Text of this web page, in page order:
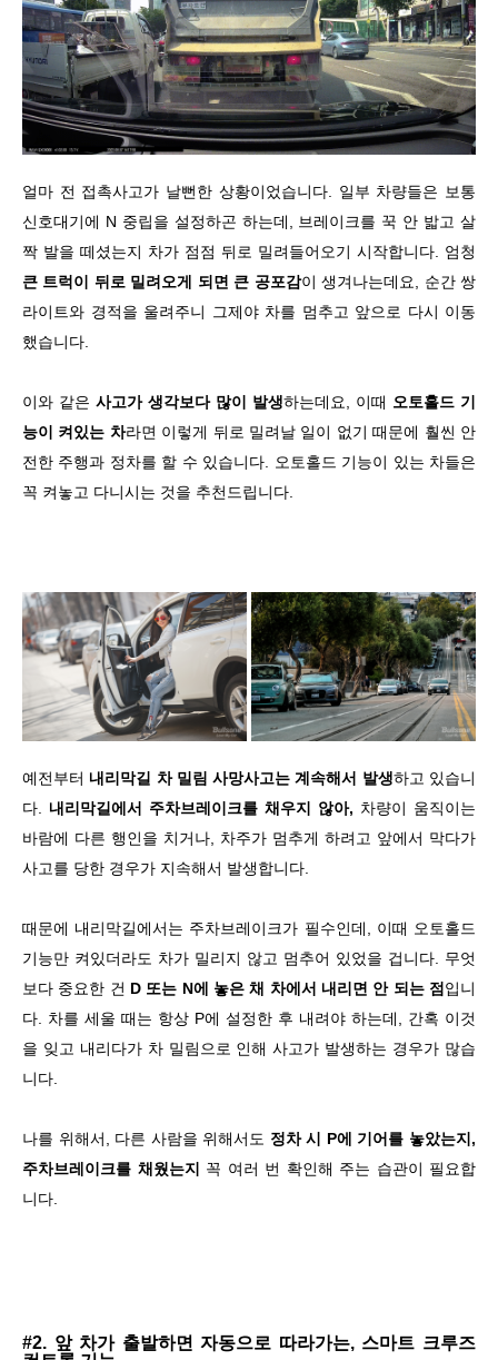
얼마 전 접촉사고가 날뻔한 상황이었습니다. 일부 차량들은 보통
신호대기에 N 중립을 설정하곤 하는데, 브레이크를 꾹 안 밟고 살
짝 발을 떼셨는지 차가 점점 뒤로 밀려들어오기 시작합니다. 엄청
큰 트럭이 뒤로 밀려오게 되면 큰 공포감이 생겨나는데요, 순간 쌍
라이트와 경적을 울려주니 그제야 차를 멈추고 앞으로 다시 이동
했습니다.
이와 같은 사고가 생각보다 많이 발생하는데요, 이때 오토홀드 기
능이 켜있는 차라면 이렇게 뒤로 밀려날 일이 없기 때문에 훨씬 안
전한 주행과 정차를 할 수 있습니다. 오토홀드 기능이 있는 차들은
꼭 켜놓고 다니시는 것을 추천드립니다.
예전부터 내리막길 차 밀림 사망사고는 계속해서 발생하고 있습니
다. 내리막길에서 주차브레이크를 채우지 않아, 차량이 움직이는
바람에 다른 행인을 치거나, 차주가 멈추게 하려고 앞에서 막다가
사고를 당한 경우가 지속해서 발생합니다.
때문에 내리막길에서는 주차브레이크가 필수인데, 이때 오토홀드
기능만 켜있더라도 차가 밀리지 않고 멈추어 있었을 겁니다. 무엇
보다 중요한 건 D 또는 N에 놓은 채 차에서 내리면 안 되는 점 입니
다. 차를 세울 때는 항상 P에 설정한 후 내려야 하는데, 간혹 이것
을 잊고 내리다가 차 밀림으로 인해 사고가 발생하는 경우가 많습
니다.
나를 위해서, 다른 사람을 위해서도 정차 시 P에 기어를 놓았는지,
주차브레이크를 채웠는지
꼭 여러 번 확인해 주는 습관이 필요합
니다.
#2. 앞 차가 출발하면 자동으로 따라가는, 스마트 크루즈